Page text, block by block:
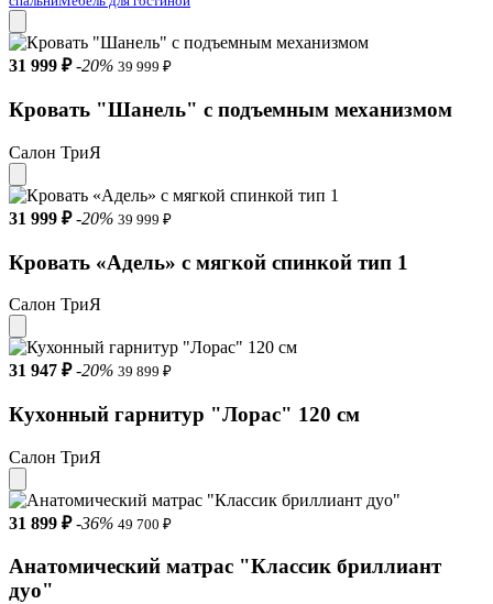
31 999 ₽ -20% 39 999 ₽
Кровать "Шанель" с подъемным механизмом
Салон ТриЯ
31 999 ₽ -20% 39 999 ₽
Кровать «Адель» с мягкой спинкой тип 1
Салон ТриЯ
31 947 ₽ -20% 39 899 ₽
Кухонный гарнитур "Лорас" 120 см
Салон ТриЯ
31 899 ₽ -36% 49 700 ₽
Анатомический матрас "Классик бриллиант
дуо"